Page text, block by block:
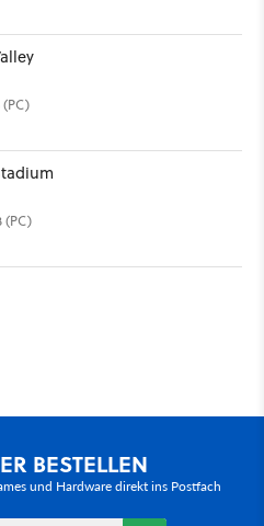
(PC)
(PC)
BESTELLEN
und Hardware direkt ins Postfach